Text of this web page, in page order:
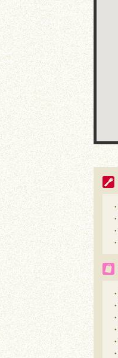
●
●
●
●
●
●
●
●
●
●